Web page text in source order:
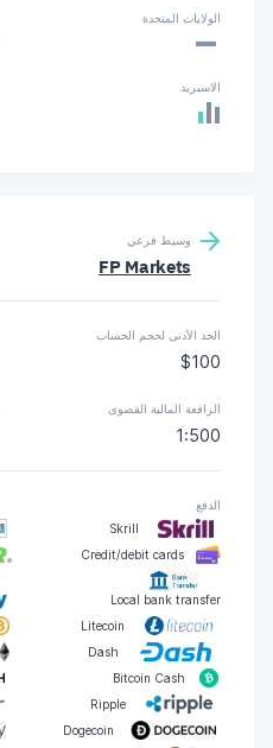
الولايات المتحدة
-
الاسبريد
وسيط فرعي
FP Markets
الحد الأدنى لحجم الحساب
$100
الرافعة المالية القصوى
1:500
الدفع
Skrill
Credit/debit cards
Local bank transfer
Litecoin
Dash
Bitcoin Cash
Ripple
Dogecoin